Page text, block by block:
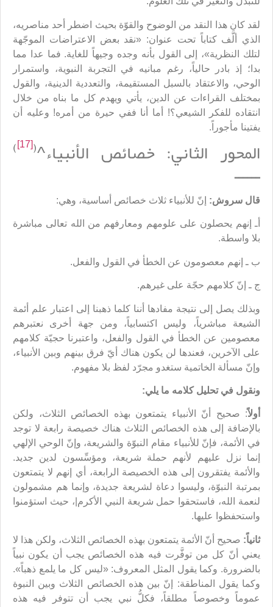
لقد كان هذا النقد من الوضوح والقوّة بحيث اضطر أحد مناصريه،
الذي ألَّف كتاباً تحت عنوان: «نقد بعض الاعتراضات الموجّهة
لتلك النظرية»، إلى القول بأنه وجده وجيهاً للغاية. فما عدا مما
بدا؛ إذ بادر حالياً، رغم مبانيه في التجربة النبوية، واستمرار
الوحي، والاعتقاد بالسبل المستقيمة، والتعددية الدينية، والقول
بمختلف القراءات عن الدين، يأتي ويهدم كل ما بناه من خلال
انتقاده للفكر الشيعي؟! أما أنا ففي حيرة من أمره! وعليه أن
يفتينا مأجوراً.
المحور الثاني: خصائص الأنبياء^(
[17]
)
ــــــ
قال سروش: إنّ للأنبياء ثلاث خصائص أساسية، وهي:
أـ إنهم يحصلون على علومهم ومعارفهم من الله تعالى مباشرة
بلا واسطة.
ب ـ إنهم معصومون عن الخطأ في القول والفعل.
ج ـ إنّ كلامهم حجّة على غيرهم.
وبذلك يصل إلى نتيجة مفادها أننا كلما ذهبنا إلى اعتبار علم أئمة
الشيعة مباشرياً، وليس اكتسابياً، ومن جهة أخرى نعتبرهم
معصومين عن الخطأ في القول والفعل، واعتبرنا حجيّة كلامهم
على الآخرين، فعندها لن يكون هناك أيّ فرق بينهم وبين الأنبياء،
وإنّ مسألة الخاتمية ستغدو مجرّد لفظ بلا مفهوم.
ونقول في تحليل كلامه ما يلي:
أولاً: صحيح أنّ الأنبياء يتمتعون بهذه الخصائص الثلاث، ولكن
بالإضافة إلى هذه الخصائص الثلاث هناك خصيصة رابعة لا توجد
في الأئمة، فإنّ للأنبياء مقام النبوّة والشريعة، وإنّ الوحي الإلهي
إنما نزل عليهم لأنهم حملة شريعة، ومؤسِّسون لدين جديد.
والأئمة يفتقرون إلى هذه الخصيصة الرابعة، أي إنهم لا يتمتعون
بمرتبة النبوّة، وليسوا دعاة لشريعة جديدة، وإنما هم مشمولون
لنعمة الله، فاستحقوا حمل شريعة النبي الأكرم|، حيث استؤمنوا
واستحفظوا عليها.
ثانياً: صحيح أنّ الأئمة يتمتعون بهذه الخصائص الثلاث، ولكن هذا لا
يعني أنّ كل من توفَّرت فيه هذه الخصائص يجب أن يكون نبياً
بالضرورة. وكما يقول المثل المعروف: «ليس كل ما يلمع ذهباً».
وكما يقول المناطقة: إنّ بين هذه الخصائص الثلاث وبين النبوة
عموماً وخصوصاً مطلقاً، فكلُّ نبي يجب أن تتوفر فيه هذه